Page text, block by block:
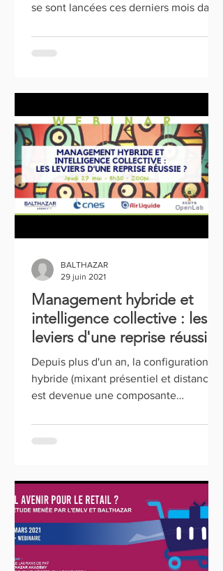
se sont lancées ces derniers mois dans
Management hybride et
intelligence collective : les
leviers d'une reprise réussie
?
Depuis plus d'un an, la configuration
hybride (mixant présentiel et distanciel)
est devenue une composante
BALTHAZAR
29 juin 2021